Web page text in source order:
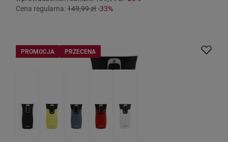
Cena regularna:149,99 zł-33%
PROMOCJA PRZECENA